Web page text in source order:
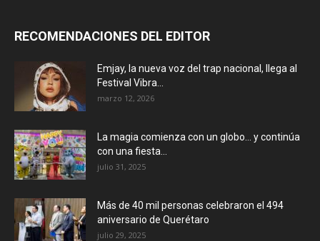
RECOMENDACIONES DEL EDITOR
Emjay, la nueva voz del trap nacional, llega al
Festival Vibra...
marzo 12, 2026
La magia comienza con un globo… y continúa
con una fiesta...
julio 31, 2025
Más de 40 mil personas celebraron el 494
aniversario de Querétaro
julio 29, 2025